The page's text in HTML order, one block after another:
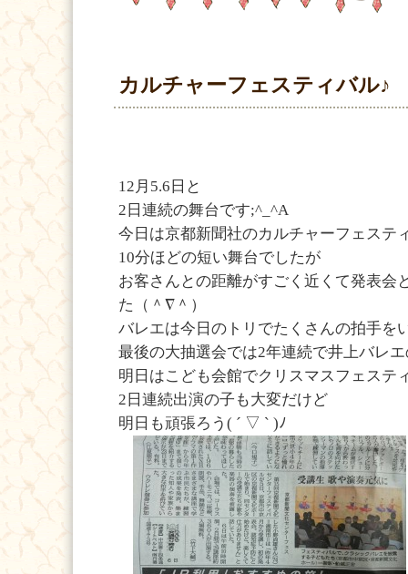
カルチャーフェスティバル♪
12月5.6日と
2日連続の舞台です;^_^A
今日は京都新聞社のカルチャーフェステ
10分ほどの短い舞台でしたが
お客さんとの距離がすごく近くて発表会
た（＾∇＾）
バレエは今日のトリでたくさんの拍手を
最後の大抽選会では2年連続で井上バレ
明日はこども会館でクリスマスフェステ
2日連続出演の子も大変だけど
明日も頑張ろう( ´ ▽ ` )ﾉ